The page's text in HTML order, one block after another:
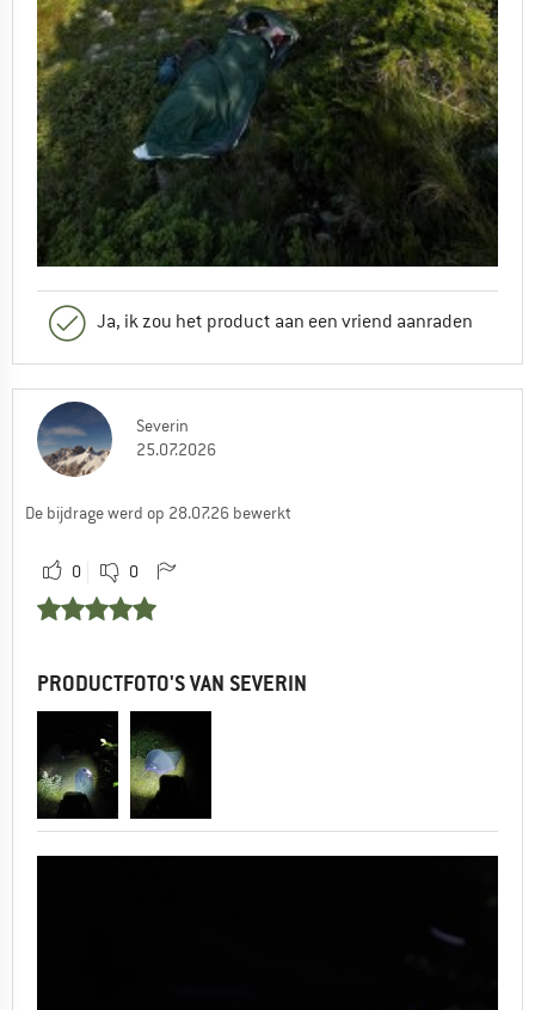
Ja, ik zou het product aan een vriend aanraden
Severin
25.07.2026
De bijdrage werd op 28.07.26 bewerkt
0 0
PRODUCTFOTO'S VAN SEVERIN